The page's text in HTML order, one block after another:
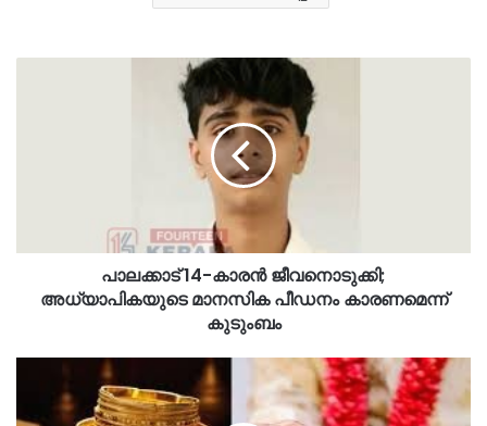
പാലക്കാട് 14-കാരന്‍ ജീവനൊടുക്കി;
അധ്യാപികയുടെ മാനസിക പീഡനം കാരണമെന്ന്
കുടുംബം